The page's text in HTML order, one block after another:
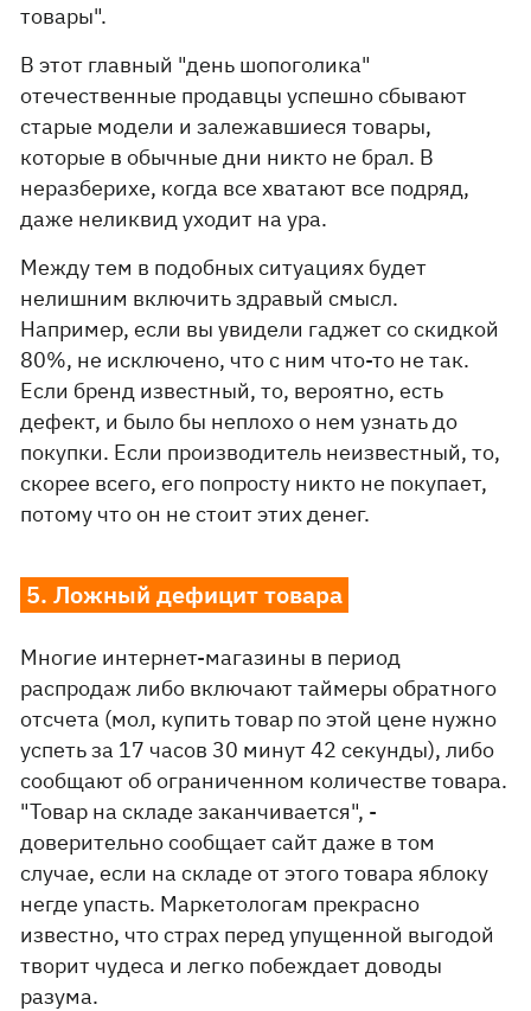
товары".
В этот главный "день шопоголика"
отечественные продавцы успешно сбывают
старые модели и залежавшиеся товары,
которые в обычные дни никто не брал. В
неразберихе, когда все хватают все подряд,
даже неликвид уходит на ура.
Между тем в подобных ситуациях будет
нелишним включить здравый смысл.
Например, если вы увидели гаджет со скидкой
80%, не исключено, что с ним что-то не так.
Если бренд известный, то, вероятно, есть
дефект, и было бы неплохо о нем узнать до
покупки. Если производитель неизвестный, то,
скорее всего, его попросту никто не покупает,
потому что он не стоит этих денег.
5. Ложный дефицит товара
Многие интернет-магазины в период
распродаж либо включают таймеры обратного
отсчета (мол, купить товар по этой цене нужно
успеть за 17 часов 30 минут 42 секунды), либо
сообщают об ограниченном количестве товара.
"Товар на складе заканчивается", -
доверительно сообщает сайт даже в том
случае, если на складе от этого товара яблоку
негде упасть. Маркетологам прекрасно
известно, что страх перед упущенной выгодой
творит чудеса и легко побеждает доводы
разума.